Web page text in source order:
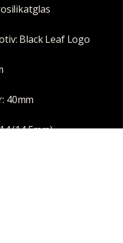
Black Leaf Logo
40mm
(14,5mm)